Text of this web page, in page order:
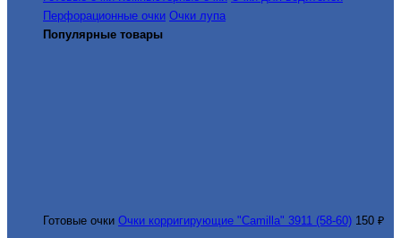
Перфорационные очки Очки лупа
Популярные товары
Готовые очки Очки корригирующие "Camilla" 3911 (58-60) 150 ₽